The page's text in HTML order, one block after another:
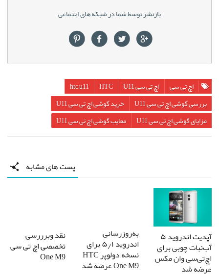
بازنشر توسط شما در شبکه های اجتماعی
اچ تی سی اچ تی سی U11 HTC
htc u11
بررسی گوشی اچ تی سی U11
خرید گوشی اچ تی سی U11
مزایای گوشی اچ تی سی U11
معایب گوشی اچ تی سی U11
پست های مشابه
آپدیت اندروید ۵
آب‌نبات چوبی برای
اچ‌تی‌سی وان مکس
عرضه شد
به‌روزرسانی
اندروید ۵٫۱ برای
نسخه دولوپر HTC
One M9 عرضه شد
نقد وبرررسی
تخصصی اچ تی سی
One M9